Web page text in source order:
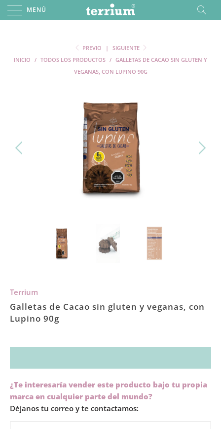
MENÚ
PREVIO |
SIGUIENTE
INICIO / TODOS LOS PRODUCTOS / GALLETAS DE CACAO SIN GLUTEN Y
VEGANAS, CON LUPINO 90G
Terrium
Galletas de Cacao sin gluten y veganas, con
Lupino 90g
TRANSLATION
MISSING:
ES.PRODUCTS.NOTIFY_FORM.DESCRIPTION:
¿Te interesaría vender este producto bajo tu propia
marca en cualquier parte del mundo?
Déjanos tu correo y te contactamos: